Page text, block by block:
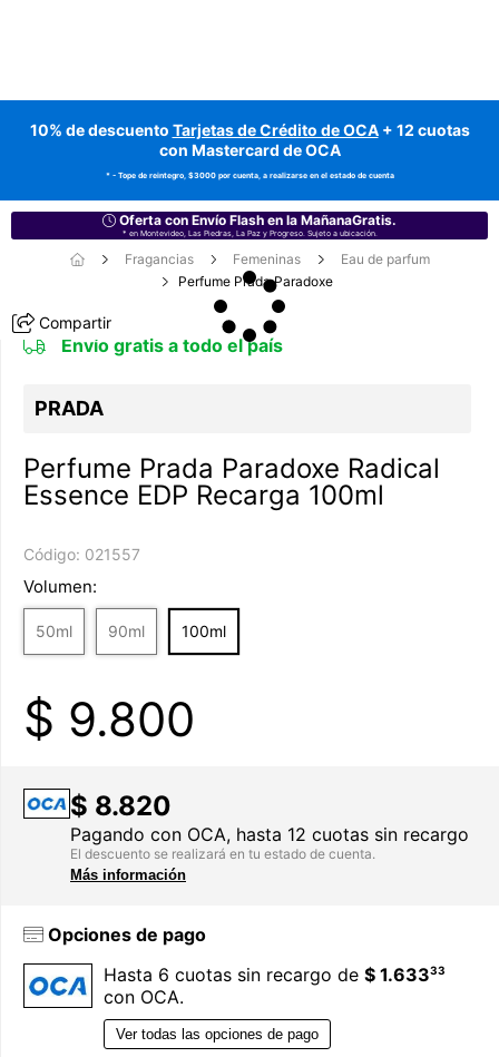
10% de descuento Tarjetas de Crédito de OCA+ 12 cuotas
con Mastercard de OCA
* - Tope de reintegro, $3000 por cuenta, a realizarse en el estado de cuenta
Oferta con Envío Flash en la MañanaGratis.
* en Montevideo, Las Piedras, La Paz y Progreso. Sujeto a ubicación.
Fragancias Femeninas
Eau de parfum
Perfume Prada Paradoxe
Compartir
Envío gratis a todo el país
PRADA
Perfume Prada Paradoxe Radical
Essence EDP Recarga 100ml
Código: 021557
Volumen:
50ml 90ml 100ml
$ 9.800
$ 8.820
Pagando con OCA, hasta 12 cuotas sin recargo
El descuento se realizará en tu estado de cuenta.
Más información
Opciones de pago
Hasta 6 cuotas sin recargo de $ 1.63333
con OCA.
Ver todas las opciones de pago